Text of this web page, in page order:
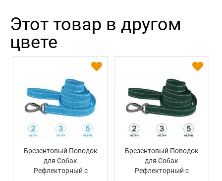
Этот товар в другом
цвете
Брезентовый Поводок
для Собак
Рефлекторный с
Брезентовый Поводок
для Собак
Рефлекторный с